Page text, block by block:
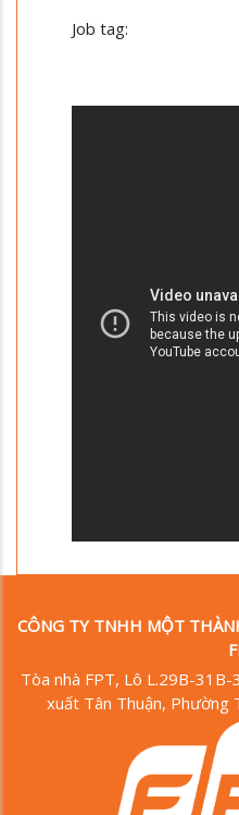
Job tag:
CÔNG TY TNHH MỘT
Tòa nhà FPT, Lô L.29B-
xuất Tân Thuận, Phường